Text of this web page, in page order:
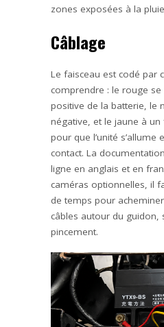
zones exposées à la
Câblage
Le faisceau est codé par
comprendre : le rouge
positive de la batterie, le
négative, et le jaune à un
pour que l’unité s’allume
contact. La
ligne en anglais et en
caméras optionnelles, il
de temps pour
câbles autour du guidon,
pincement.